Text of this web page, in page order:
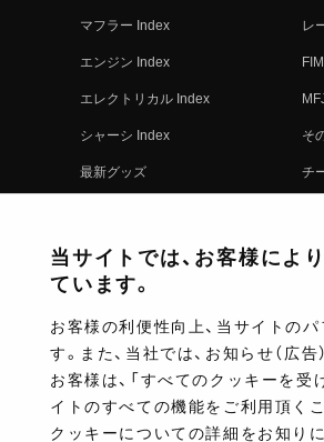
マフラー Index
エンジン Index
エレクトリカル Index
シャーシ Index
最新グッズ
コンプリート
レ
そ
チ
レ
当サイトでは、お客様によ
ています。
お客様の利便性向上、当サイトの
す。また、当社では、お知らせ（広
お客様は、「すべてのクッキーを
イトのすべての機能をご利用頂く
クッキーについての詳細をお知り